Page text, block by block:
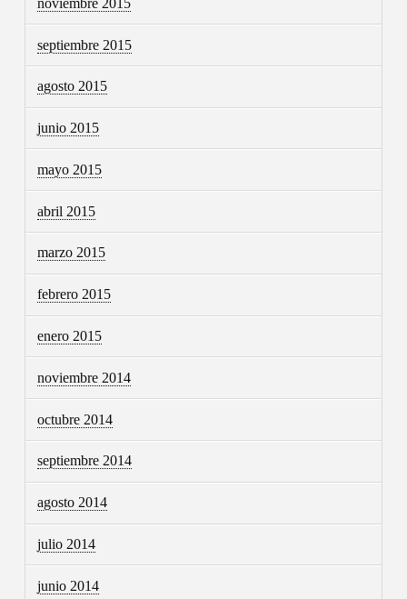
septiembre 2015
agosto 2015
junio 2015
mayo 2015
abril 2015
marzo 2015
febrero 2015
enero 2015
noviembre 2014
octubre 2014
septiembre 2014
agosto 2014
julio 2014
junio 2014